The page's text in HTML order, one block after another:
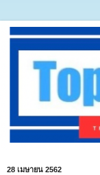
28 เมษายน 2562